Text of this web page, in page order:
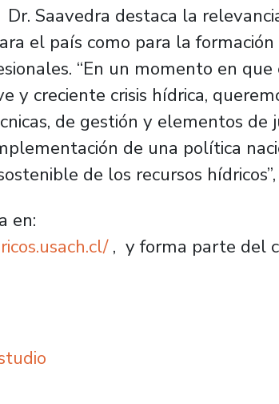
Saavedra destaca la
el país como para la formación
“En un momento en
y creciente crisis hídrica,
de gestión y elementos de
de una política
de los recursos hídricos”,
en:
, y forma parte del